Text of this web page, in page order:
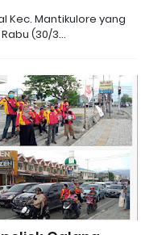
Kec. Mantikulore yang
(30/3…